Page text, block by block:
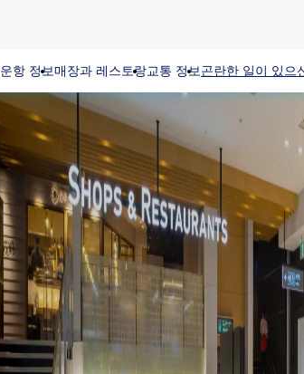
운항 정보매장과 레스토랑교통 정보곤란한 일이 있으